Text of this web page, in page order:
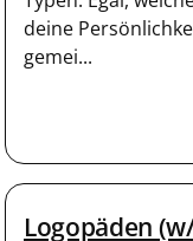
deine
gemei...
Logopäden